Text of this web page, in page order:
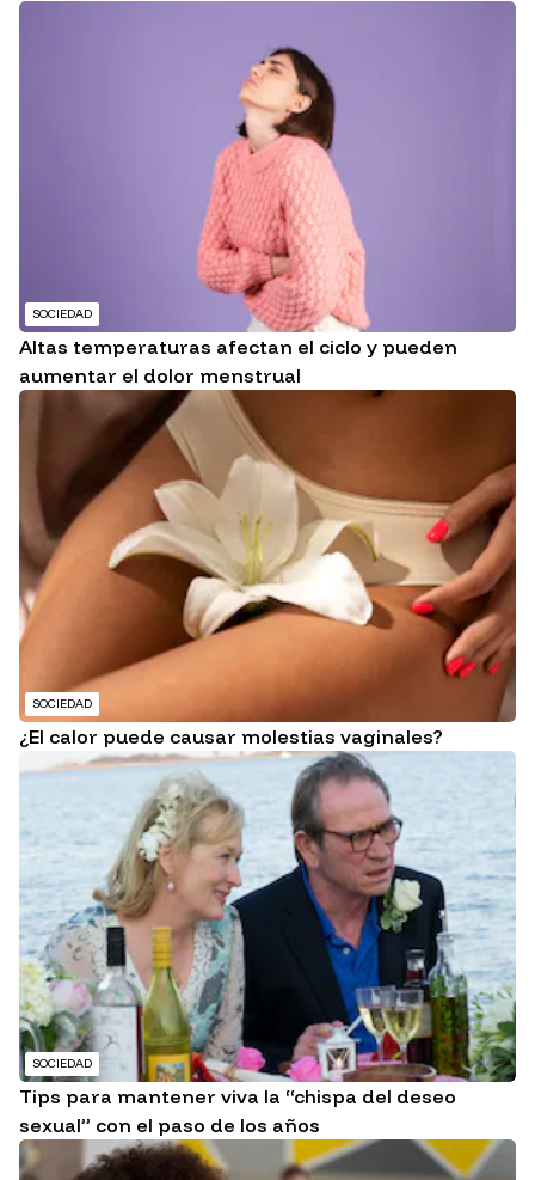
SOCIEDAD
Altas temperaturas afectan el ciclo y pueden
aumentar el dolor menstrual
SOCIEDAD
¿El calor puede causar molestias vaginales?
SOCIEDAD
Tips para mantener viva la “chispa del deseo
sexual” con el paso de los años